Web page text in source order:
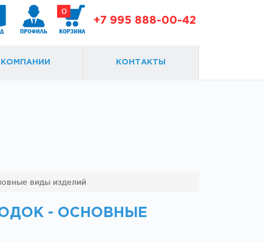
+7 995 888-00-42
0
КОНТАКТЫ
виды изделий
- ОСНОВНЫЕ